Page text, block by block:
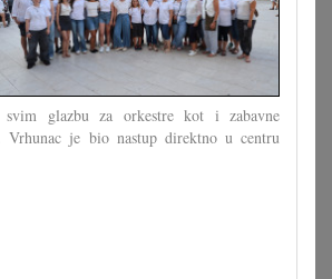
glazbu za orkestre kot i zabavne
Vrhunac je bio nastup direktno u centru